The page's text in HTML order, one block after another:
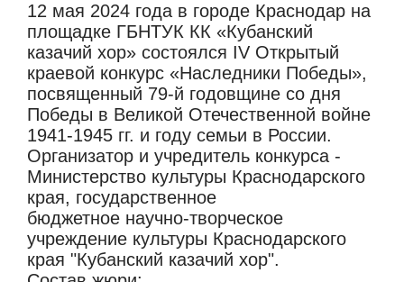
12 мая 2024 года в городе Краснодар на
площадке ГБНТУК КК «Кубанский
казачий хор» состоялся IV Открытый
краевой конкурс «Наследники Победы»,
посвященный 79-й годовщине со дня
Победы в Великой Отечественной войне
1941-1945 гг. и году семьи в России.
Организатор и учредитель конкурса -
Министерство культуры Краснодарского
края, государственное
бюджетное научно-творческое
учреждение культуры Краснодарского
края "Кубанский казачий хор".